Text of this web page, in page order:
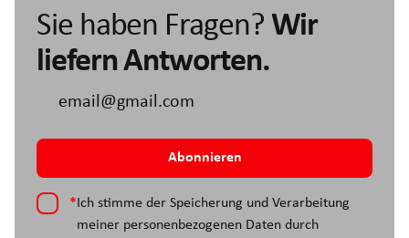
Sie haben Fragen? Wir
liefern Antworten.
*Ich stimme der Speicherung und Verarbeitung
meiner personenbezogenen Daten durch